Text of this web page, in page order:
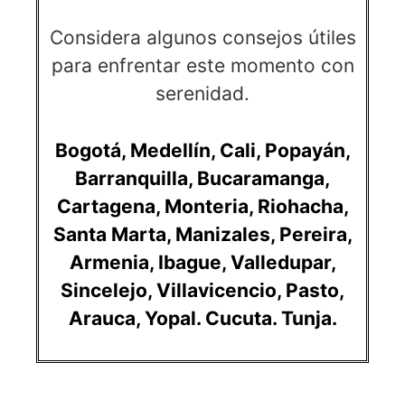
Considera algunos consejos útiles
para enfrentar este momento con
serenidad.
Bogotá, Medellín, Cali, Popayán,
Barranquilla, Bucaramanga,
Cartagena, Monteria, Riohacha,
Santa Marta, Manizales, Pereira,
Armenia, Ibague, Valledupar,
Sincelejo, Villavicencio, Pasto,
Arauca, Yopal. Cucuta. Tunja.